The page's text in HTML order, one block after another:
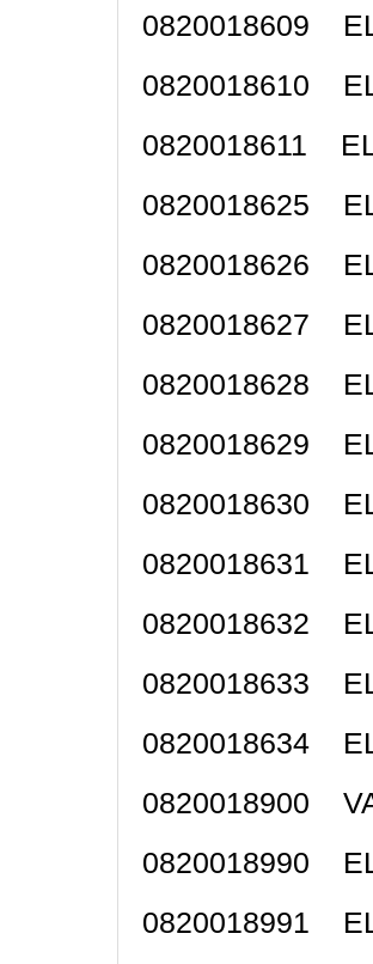
0820018609
0820018610
0820018611
0820018625
0820018626
0820018627
0820018628
0820018629
0820018630
0820018631
0820018632
0820018633
0820018634
0820018900
0820018990
0820018991